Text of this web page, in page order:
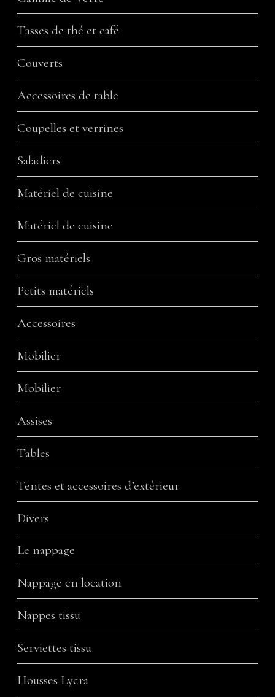
Tasses de thé et café
Couverts
Accessoires de table
Coupelles et verrines
Saladiers
Matériel de cuisine
Matériel de cuisine
Gros matériels
Petits matériels
Accessoires
Mobilier
Mobilier
Assises
Tables
Tentes et accessoires d’extérieur
Divers
Le nappage
Nappage en location
Nappes tissu
Serviettes tissu
Housses Lycra